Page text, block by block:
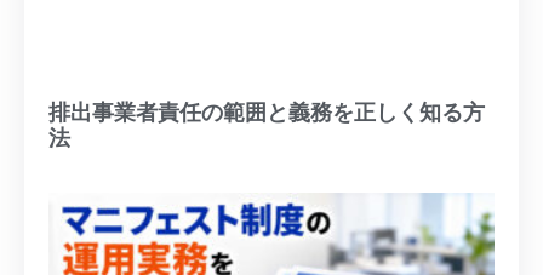
排出事業者責任の範囲と義務を正しく知る方
法